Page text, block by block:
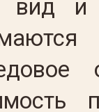
вид